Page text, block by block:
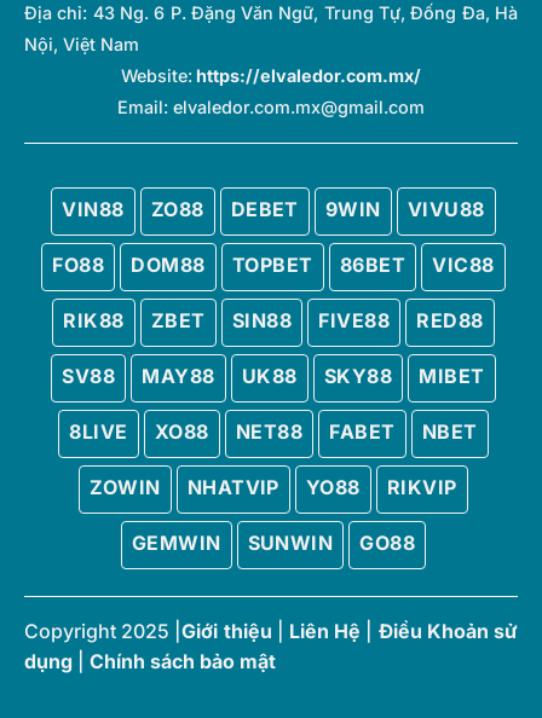
Địa chỉ: 43 Ng. 6 P. Đặng Văn Ngữ, Trung Tự, Đống Đa, Hà
Nội, Việt Nam
Website:https://elvaledor.com.mx/
Email: elvaledor.com.mx@gmail.com
VIN88 ZO88 DEBET 9WIN VIVU88
FO88 DOM88 TOPBET 86BET VIC88
RIK88 ZBET SIN88 FIVE88 RED88
SV88 MAY88 UK88 SKY88 MIBET
8LIVE XO88 NET88 FABET NBET
ZOWIN NHATVIP YO88 RIKVIP
GEMWIN SUNWIN GO88
Copyright 2025 |Giới thiệu Liên Hệ
Điều Khoản sử
dụng
Chính sách bảo mật